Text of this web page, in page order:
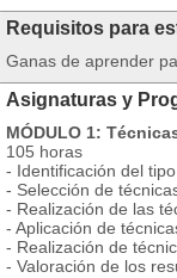
Requisitos para
Ganas de aprender
Asignaturas y
MÓDULO 1:
105 horas
- Identificación del
- Selección de
- Realización de las
- Aplicación de
- Realización de
- Valoración de los